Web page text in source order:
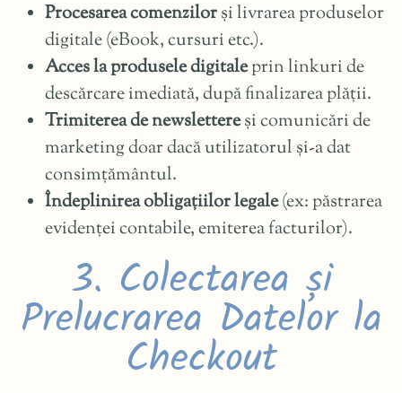
Procesarea comenzilorși livrarea produselor
digitale (eBook, cursuri etc.).
Acces la produsele digitaleprin linkuri de
descărcare imediată, după finalizarea plății.
Trimiterea de newslettereși comunicări de
marketing doar dacă utilizatorul și-a dat
consimțământul.
Îndeplinirea obligațiilor legale(ex: păstrarea
evidenței contabile, emiterea facturilor).
3. Colectarea și
Prelucrarea Datelor la
Checkout